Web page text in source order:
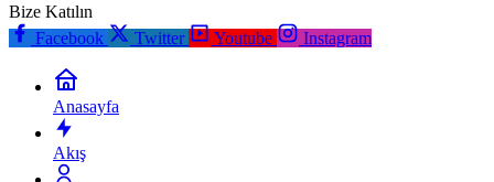
Bize Katılın
Facebook
Twitter Youtube Instagram
Anasayfa
Akış